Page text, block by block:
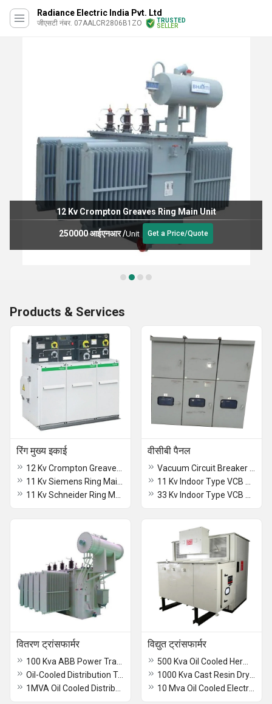
Radiance Electric India Pvt. Ltd
जीएसटी नंबर. 07AALCR2806B1ZO
TRUSTED
SELLER
12 Kv Crompton Greaves Ring Main Unit
250000 आईएनआर/Unit Get a Price/Quote
Products & Services
रिंग मुख्य इकाई वीसीबी पैनल
वितरण ट्रांसफार्मर
Oil-Cooled Distribution Transformer
विद्युत ट्रांसफार्मर